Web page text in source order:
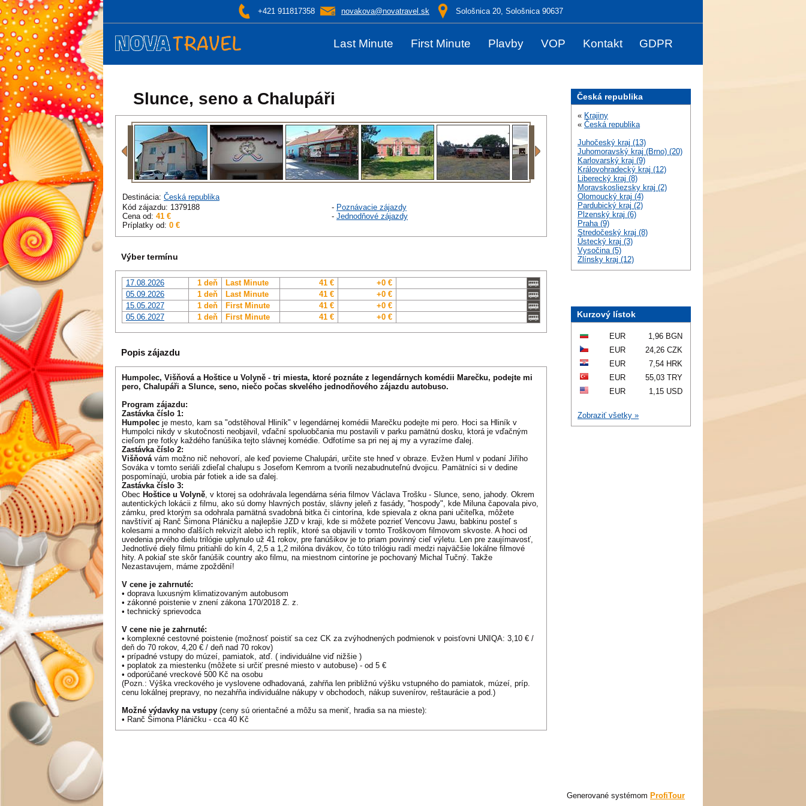
+421 911817358 novakova@novatravel.sk Sološnica 20, Sološnica 90637
Last Minute First Minute Plavby VOP Kontakt GDPR
Slunce, seno a Chalupáři
Destinácia: Česká republika
Kód zájazdu: 1379188
Cena od: 41 €
Príplatky od: 0 €
- Poznávacie zájazdy
- Jednodňové zájazdy
Výber termínu
17.08.2026 1 deň Last Minute 41 €
+0 €
05.09.2026
1 deň Last Minute 41 €
+0 €
15.05.2027
1 deň First Minute 41 €
+0 €
05.06.2027
1 deň First Minute 41 € +0 €
Popis zájazdu
Humpolec, Višňová a Hoštice u Volyně - tri miesta, ktoré poznáte z legendárnych komédii Marečku, podejte mi
pero, Chalupáři a Slunce, seno, niečo počas skvelého jednodňového zájazdu autobuso.
Program zájazdu:
Zastávka číslo 1:
Humpolec je mesto, kam sa "odstěhoval Hliník" v legendárnej komédii Marečku podejte mi pero. Hoci sa Hliník v
Humpolci nikdy v skutočnosti neobjavil, vďační spoluobčania mu postavili v parku pamätnú dosku, ktorá je vďačným
cieľom pre fotky každého fanúšika tejto slávnej komédie. Odfotíme sa pri nej aj my a vyrazíme ďalej.
Zastávka číslo 2:
Višňovávám možno nič nehovorí, ale keď povieme Chalupári, určite ste hneď v obraze. Evžen Huml v podaní Jiřího
Sováka v tomto seriáli zdieľal chalupu s Josefom Kemrom a tvorili nezabudnuteľnú dvojicu. Pamätníci si v dedine
pospomínajú, urobia pár fotiek a ide sa ďalej.
Zastávka číslo 3:
Obec Hoštice u Volyně, v ktorej sa odohrávala legendárna séria filmov Václava Trošku - Slunce, seno, jahody. Okrem
autentických lokácii z filmu, ako sú domy hlavných postáv, slávny jeleň z fasády, "hospody", kde Miluna čapovala pivo,
zámku, pred ktorým sa odohrala pamätná svadobná bitka či cintorína, kde spievala z okna pani učiteľka, môžete
navštíviť aj Ranč Šimona Pláničku a najlepšie JZD v kraji, kde si môžete pozrieť Vencovu Jawu, babkinu posteľ s
kolesami a mnoho ďalších rekvizít alebo ich replík, ktoré sa objavili v tomto Troškovom filmovom skvoste. A hoci od
uvedenia prvého dielu trilógie uplynulo už 41 rokov, pre fanúšikov je to priam povinný cieľ výletu. Len pre zaujímavosť,
Jednotlivé diely filmu pritiahli do kín 4, 2,5 a 1,2 milóna divákov, čo túto trilógiu radí medzi najväčšie lokálne filmové
hity. A pokiaľ ste skôr fanúšik country ako filmu, na miestnom cintoríne je pochovaný Michal Tučný. Takže
Nezastavujem, máme zpoždění!
V cene je zahrnuté:
• doprava luxusným klimatizovaným autobusom
• zákonné poistenie v znení zákona 170/2018 Z. z.
• technický sprievodca
V cene nie je zahrnuté:
• komplexné cestovné poistenie (možnosť poistiť sa cez CK za zvýhodnených podmienok v poisťovni UNIQA: 3,10 € /
deň do 70 rokov, 4,20 € / deň nad 70 rokov)
• prípadné vstupy do múzeí, pamiatok, atď. ( individuálne viď nižšie )
• poplatok za miestenku (môžete si určiť presné miesto v autobuse) - od 5 €
• odporúčané vreckové 500 Kč na osobu
(Pozn.: Výška vreckového je vyslovene odhadovaná, zahŕňa len približnú výšku vstupného do pamiatok, múzeí, príp.
cenu lokálnej prepravy, no nezahŕňa individuálne nákupy v obchodoch, nákup suvenírov, reštaurácie a pod.)
Možné výdavky na vstupy (ceny sú orientačné a môžu sa meniť, hradia sa na mieste):
• Ranč Šimona Pláničku - cca 40 Kč
Česká republika
« Krajiny
« Česká republika
Juhočeský kraj (13)
Juhomoravský kraj (Brno) (20)
Karlovarský kraj (9)
Královohradecký kraj (12)
Liberecký kraj (8)
Moravskosliezsky kraj (2)
Olomoucký kraj (4)
Pardubický kraj (2)
Plzenský kraj (6)
Praha (9)
Stredočeský kraj (8)
Ústecký kraj (3)
Vysočina (5)
Zlínsky kraj (12)
Kurzový lístok
EUR
1,96 BGN
EUR
24,26 CZK
EUR
7,54 HRK
EUR
55,03 TRY
EUR
1,15 USD
Zobraziť všetky »
Generované systémom ProfiTour